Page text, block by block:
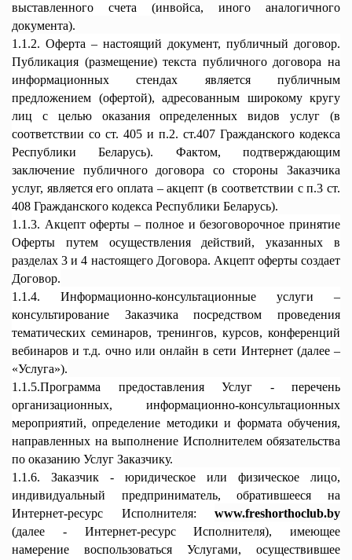
выставленного счета (инвойса, иного аналогичного
документа).
1.1.2. Оферта – настоящий документ, публичный договор.
Публикация (размещение) текста публичного договора на
информационных стендах является публичным
предложением (офертой), адресованным широкому кругу
лиц с целью оказания определенных видов услуг (в
соответствии со ст. 405 и п.2. ст.407 Гражданского кодекса
Республики Беларусь). Фактом, подтверждающим
заключение публичного договора со стороны Заказчика
услуг, является его оплата – акцепт (в соответствии с п.3 ст.
408 Гражданского кодекса Республики Беларусь).
1.1.3. Акцепт оферты – полное и безоговорочное принятие
Оферты путем осуществления действий, указанных в
разделах 3 и 4 настоящего Договора. Акцепт оферты создает
Договор.
1.1.4. Информационно-консультационные услуги –
консультирование Заказчика посредством проведения
тематических семинаров, тренингов, курсов, конференций
вебинаров и т.д. очно или онлайн в сети Интернет (далее –
«Услуга»).
1.1.5.Программа предоставления Услуг - перечень
организационных, информационно-консультационных
мероприятий, определение методики и формата обучения,
направленных на выполнение Исполнителем обязательства
по оказанию Услуг Заказчику.
1.1.6. Заказчик - юридическое или физическое лицо,
индивидуальный предприниматель, обратившееся на
Интернет-ресурс Исполнителя: www.freshorthoclub.by
(далее - Интернет-ресурс Исполнителя), имеющее
намерение воспользоваться Услугами, осуществившее